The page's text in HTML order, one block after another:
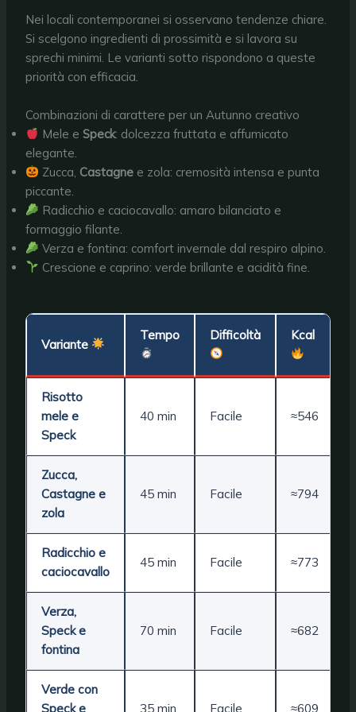
Nei locali contemporanei si osservano tendenze chiare.
Si scelgono ingredienti di prossimità e si lavora su
sprechi minimi. Le varianti sotto rispondono a queste
priorità con efficacia.
Combinazioni di carattere per un Autunno creativo
Mele eSpeck: dolcezza fruttata e affumicato
elegante.
Zucca, Castagne e zola: cremosità intensa e punta
piccante.
Radicchio e caciocavallo: amaro bilanciato e
formaggio filante.
Verza e fontina: comfort invernale dal respiro alpino.
Crescione e caprino: verde brillante e acidità fine.
Variante
Tempo Difficoltà Kcal
Risotto
mele e
Speck
40 min Facile ≈546
Zucca,
Castagne e
zola
45 min Facile ≈794
Radicchio e
caciocavallo
45 min Facile ≈773
Verza,
Specke
fontina
70 min Facile ≈682
Verde con
Specke
35 min Facile ≈609